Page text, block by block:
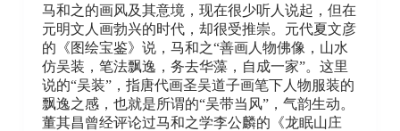
马和之的画风及其意境，现在很少听人说起，但在
元明文人画勃兴的时代，却很受推崇。元代夏文彦
的《图绘宝鉴》说，马和之“善画人物佛像，山水
仿吴装，笔法飘逸，务去华藻，自成一家”。这里
说的“吴装”，指唐代画圣吴道子画笔下人物服装的
飘逸之感，也就是所谓的“吴带当风”，气韵生动。
董其昌曾经评论过马和之学李公麟的《龙眠山庄